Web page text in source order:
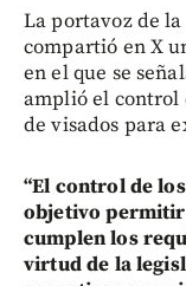
La portavoz de
compartió en X
en el que se
amplió el control
de visados para
“El control de
objetivo permitir
cumplen los
virtud de la